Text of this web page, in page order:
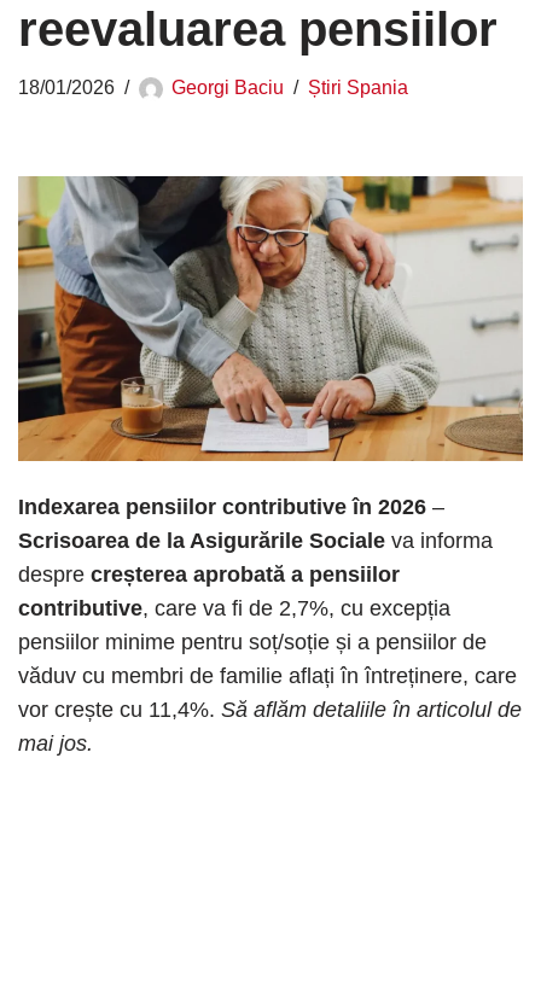
reevaluarea pensiilor
18/01/2026 Georgi Baciu Știri Spania
Indexarea pensiilor contributive în 2026 –
Scrisoarea de la Asigurările Sociale va informa
despre creșterea aprobată a pensiilor
contributive, care va fi de 2,7%, cu excepția
pensiilor minime pentru soț/soție și a pensiilor de
văduv cu membri de familie aflați în întreținere, care
vor crește cu 11,4%. Să aflăm detaliile în articolul de
mai jos.